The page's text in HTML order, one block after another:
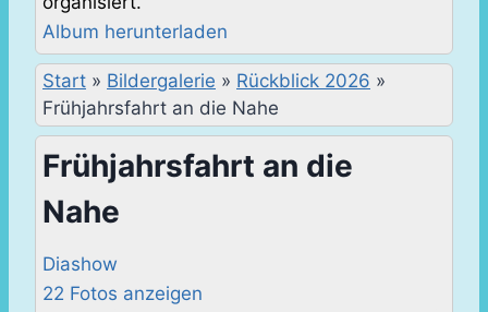
Album herunterladen
Start » Bildergalerie » Rückblick 2026 »
Frühjahrsfahrt an die Nahe
Frühjahrsfahrt an die
Nahe
Diashow
22 Fotos anzeigen